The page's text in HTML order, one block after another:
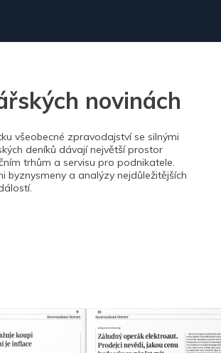
novinách
všeobecné zpravodajství se silnými
deníků dávají největší prostor
trhům a servisu pro podnikatele.
byznysmeny a analýzy nejdůležitějších